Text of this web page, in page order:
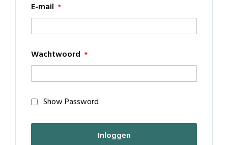
E-mail
Wachtwoord
Show Password
Inloggen